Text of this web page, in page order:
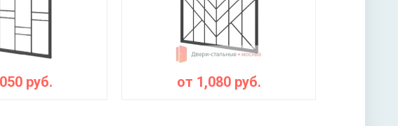
руб. от 1,080руб.